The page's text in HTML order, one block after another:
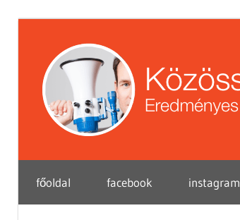
content
közösségi
marketing
főoldal facebook instagram